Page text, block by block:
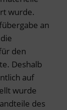
wurde.
an
den
Deshalb
auf
wurde
des